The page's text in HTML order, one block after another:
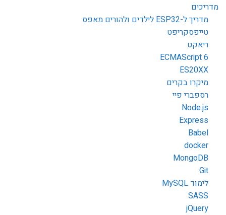
מדריכים
מדריך ל-ESP32 לילדים ולהורים מאפס
טייפסקריפט
ריאקט
ECMAScript 6
ES20XX
מיקרו בקרים
רספברי פיי
Node.js
Express
Babel
docker
MongoDB
Git
לימוד MySQL
SASS
jQuery